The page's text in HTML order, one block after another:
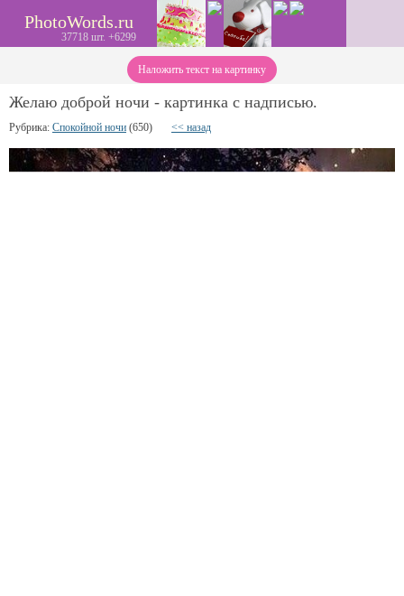
PhotoWords.ru
37718 шт. +6299
Наложить текст на картинку
Желаю доброй ночи - картинка с надписью.
Рубрика: Спокойной ночи (650) << назад